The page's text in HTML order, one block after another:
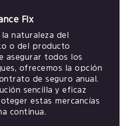
Fix
la naturaleza del
o del producto
asegurar todos los
ofrecemos la opción
de seguro anual.
sencilla y eficaz
estas mercancías
continua.